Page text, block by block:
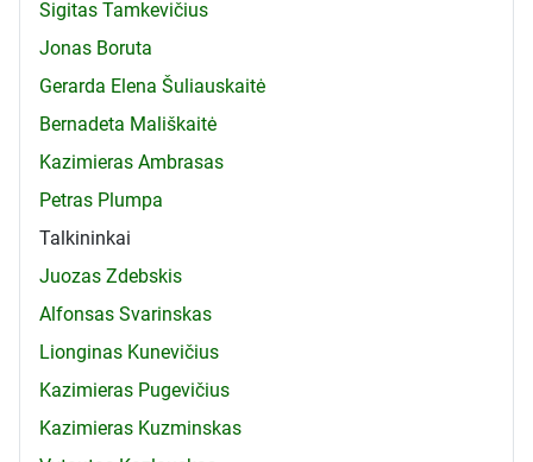
Sigitas Tamkevičius
Jonas Boruta
Gerarda Elena Šuliauskaitė
Bernadeta Mališkaitė
Kazimieras Ambrasas
Petras Plumpa
Talkininkai
Juozas Zdebskis
Alfonsas Svarinskas
Lionginas Kunevičius
Kazimieras Pugevičius
Kazimieras Kuzminskas